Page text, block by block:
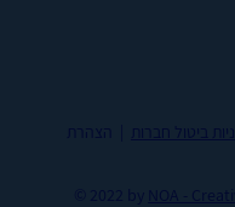
ביטול חברות
| הצהרת
© 2022 by
NOA -